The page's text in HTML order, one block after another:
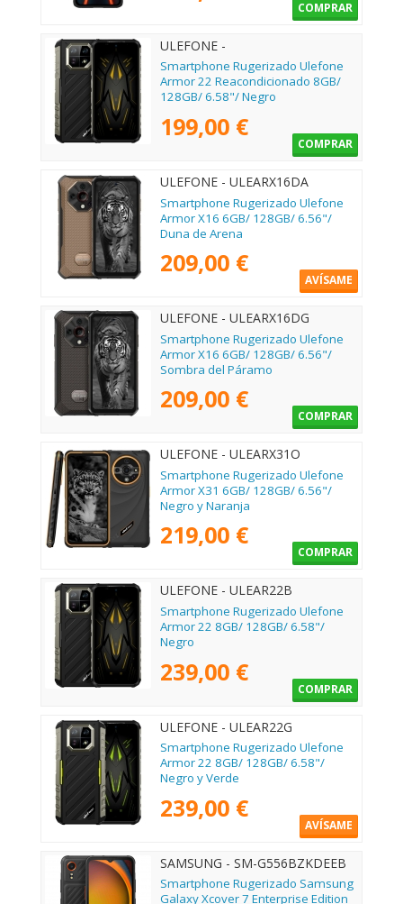
COMPRAR
ULEFONE -
Smartphone Rugerizado Ulefone
Armor 22 Reacondicionado 8GB/
128GB/ 6.58"/ Negro
199,00 €
COMPRAR
ULEFONE - ULEARX16DA
Smartphone Rugerizado Ulefone
Armor X16 6GB/ 128GB/ 6.56"/
Duna de Arena
209,00 €
AVÍSAME
ULEFONE - ULEARX16DG
Smartphone Rugerizado Ulefone
Armor X16 6GB/ 128GB/ 6.56"/
Sombra del Páramo
209,00 €
COMPRAR
ULEFONE - ULEARX31O
Smartphone Rugerizado Ulefone
Armor X31 6GB/ 128GB/ 6.56"/
Negro y Naranja
219,00 €
COMPRAR
ULEFONE - ULEAR22B
Smartphone Rugerizado Ulefone
Armor 22 8GB/ 128GB/ 6.58"/
Negro
239,00 €
COMPRAR
ULEFONE - ULEAR22G
Smartphone Rugerizado Ulefone
Armor 22 8GB/ 128GB/ 6.58"/
Negro y Verde
239,00 €
AVÍSAME
SAMSUNG - SM-G556BZKDEEB
Smartphone Rugerizado Samsung
Galaxy Xcover 7 Enterprise Edition